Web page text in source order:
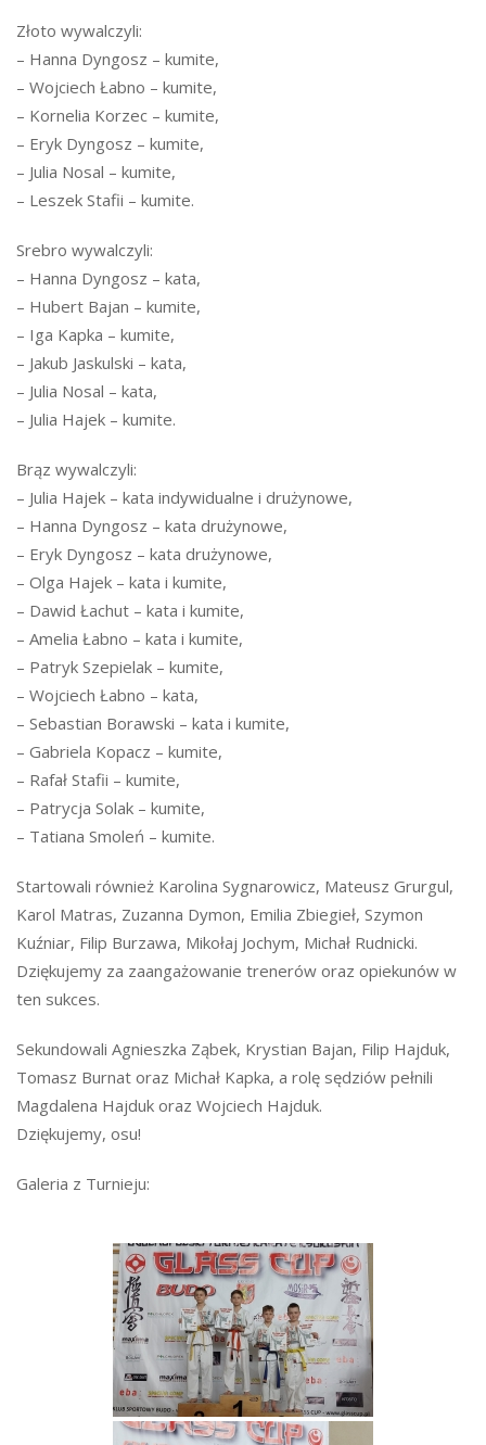
Złoto wywalczyli:
– Hanna Dyngosz – kumite,
– Wojciech Łabno – kumite,
– Kornelia Korzec – kumite,
– Eryk Dyngosz – kumite,
– Julia Nosal – kumite,
– Leszek Stafii – kumite.
Srebro wywalczyli:
– Hanna Dyngosz – kata,
– Hubert Bajan – kumite,
– Iga Kapka – kumite,
– Jakub Jaskulski – kata,
– Julia Nosal – kata,
– Julia Hajek – kumite.
Brąz wywalczyli:
– Julia Hajek – kata indywidualne i drużynowe,
– Hanna Dyngosz – kata drużynowe,
– Eryk Dyngosz – kata drużynowe,
– Olga Hajek – kata i kumite,
– Dawid Łachut – kata i kumite,
– Amelia Łabno – kata i kumite,
– Patryk Szepielak – kumite,
– Wojciech Łabno – kata,
– Sebastian Borawski – kata i kumite,
– Gabriela Kopacz – kumite,
– Rafał Stafii – kumite,
– Patrycja Solak – kumite,
– Tatiana Smoleń – kumite.
Startowali również Karolina Sygnarowicz, Mateusz Grurgul,
Karol Matras, Zuzanna Dymon, Emilia Zbiegieł, Szymon
Kuźniar, Filip Burzawa, Mikołaj Jochym, Michał Rudnicki.
Dziękujemy za zaangażowanie trenerów oraz opiekunów w
ten sukces.
Sekundowali Agnieszka Ząbek, Krystian Bajan, Filip Hajduk,
Tomasz Burnat oraz Michał Kapka, a rolę sędziów pełnili
Magdalena Hajduk oraz Wojciech Hajduk.
Dziękujemy, osu!
Galeria z Turnieju: